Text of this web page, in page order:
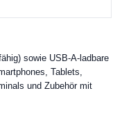
sowie USB-A-ladbare
Tablets,
und Zubehör mit